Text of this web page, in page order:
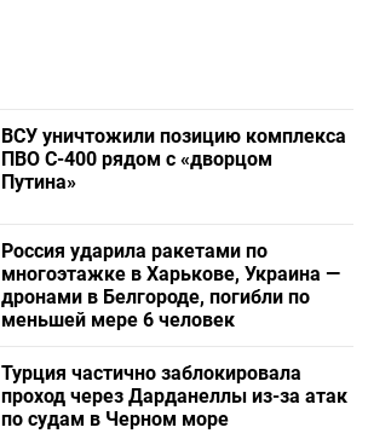
ВСУ уничтожили позицию комплекса
ПВО С-400 рядом с «дворцом
Путина»
Россия ударила ракетами по
многоэтажке в Харькове, Украина —
дронами в Белгороде, погибли по
меньшей мере 6 человек
Турция частично заблокировала
проход через Дарданеллы из-за атак
по судам в Черном море